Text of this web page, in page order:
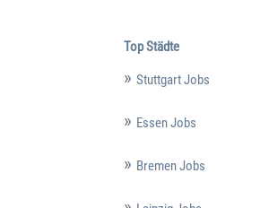
Top Städte
Stuttgart Jobs
Essen Jobs
Bremen Jobs